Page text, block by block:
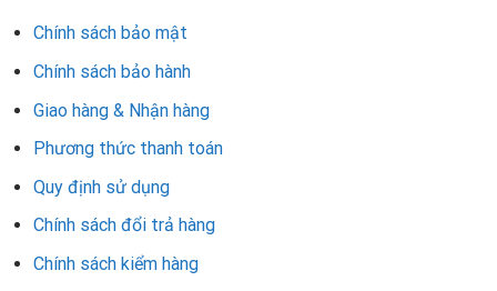
Chính sách bảo mật
Chính sách bảo hành
Giao hàng & Nhận hàng
Phương thức thanh toán
Quy định sử dụng
Chính sách đổi trả hàng
Chính sách kiểm hàng